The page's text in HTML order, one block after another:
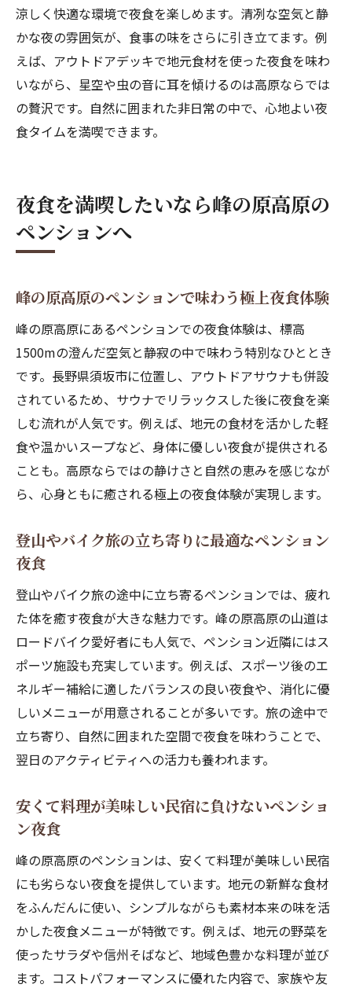
涼しく快適な環境で夜食を楽しめます。清冽な空気と静
かな夜の雰囲気が、食事の味をさらに引き立てます。例
えば、アウトドアデッキで地元食材を使った夜食を味わ
いながら、星空や虫の音に耳を傾けるのは高原ならでは
の贅沢です。自然に囲まれた非日常の中で、心地よい夜
食タイムを満喫できます。
夜食を満喫したいなら峰の原高原の
ペンションへ
峰の原高原のペンションで味わう極上夜食体験
峰の原高原にあるペンションでの夜食体験は、標高
1500mの澄んだ空気と静寂の中で味わう特別なひととき
です。長野県須坂市に位置し、アウトドアサウナも併設
されているため、サウナでリラックスした後に夜食を楽
しむ流れが人気です。例えば、地元の食材を活かした軽
食や温かいスープなど、身体に優しい夜食が提供される
ことも。高原ならではの静けさと自然の恵みを感じなが
ら、心身ともに癒される極上の夜食体験が実現します。
登山やバイク旅の立ち寄りに最適なペンション
夜食
登山やバイク旅の途中に立ち寄るペンションでは、疲れ
た体を癒す夜食が大きな魅力です。峰の原高原の山道は
ロードバイク愛好者にも人気で、ペンション近隣にはス
ポーツ施設も充実しています。例えば、スポーツ後のエ
ネルギー補給に適したバランスの良い夜食や、消化に優
しいメニューが用意されることが多いです。旅の途中で
立ち寄り、自然に囲まれた空間で夜食を味わうことで、
翌日のアクティビティへの活力も養われます。
安くて料理が美味しい民宿に負けないペンショ
ン夜食
峰の原高原のペンションは、安くて料理が美味しい民宿
にも劣らない夜食を提供しています。地元の新鮮な食材
をふんだんに使い、シンプルながらも素材本来の味を活
かした夜食メニューが特徴です。例えば、地元の野菜を
使ったサラダや信州そばなど、地域色豊かな料理が並び
ます。コストパフォーマンスに優れた内容で、家族や友